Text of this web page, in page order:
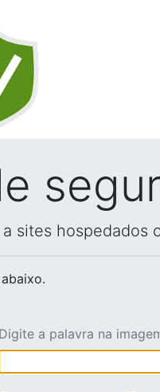
sites hospedados
Digite a palavra na